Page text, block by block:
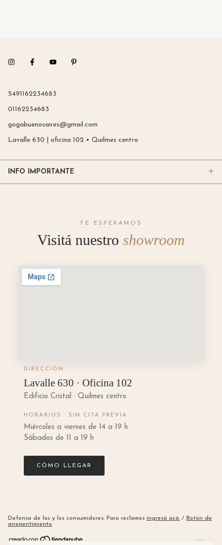
5491162234683
01162234683
gogabuenosaires@gmail.com
Lavalle 630 | oficina 102 • Quilmes centro
INFO IMPORTANTE
TE ESPERAMOS
Visitá nuestro showroom
DIRECCIÓN
Lavalle 630 · Oficina 102
Edificio Cristal · Quilmes centro
HORARIOS · SIN CITA PREVIA
Miércoles a viernes de 14 a 19 h
Sábados de 11 a 19 h
CÓMO LLEGAR
Defensa de las y los consumidores. Para reclamos ingresá acá. / Botón de
arrepentimiento